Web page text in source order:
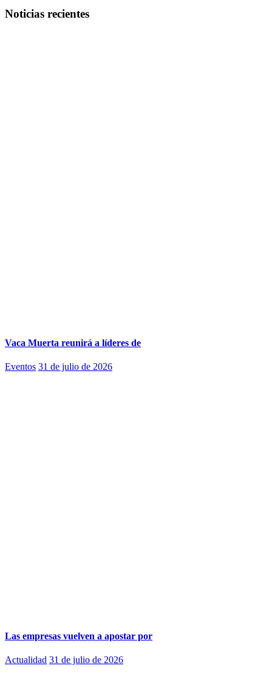
Noticias recientes
Vaca Muerta reunirá a líderes de
Eventos 31 de julio de 2026
Las empresas vuelven a apostar por
Actualidad 31 de julio de 2026